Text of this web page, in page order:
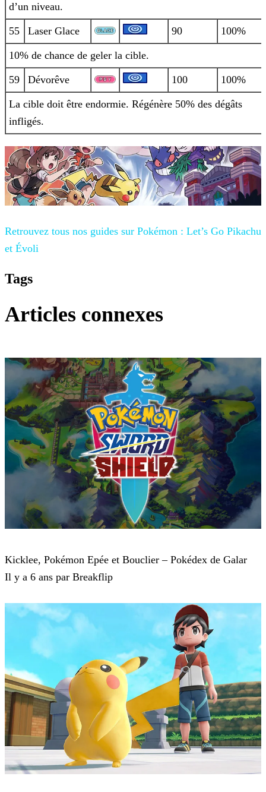
d’un niveau.
55 Laser Glace 90 100%
10% de chance de geler la cible.
59 Dévorêve 100 100%
La cible doit être endormie. Régénère 50% des dégâts
infligés.
Retrouvez tous nos guides sur Pokémon : Let’s Go Pikachu
et Évoli
Tags
Articles connexes
Kicklee, Pokémon Epée et Bouclier – Pokédex de Galar
Il y a 6 ans par Breakflip